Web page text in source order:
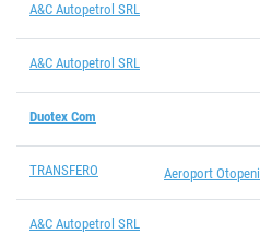
A&C Autopetrol SRL
A&C Autopetrol SRL
Duotex Com
TRANSFERO Aeroport Otopeni
A&C Autopetrol SRL